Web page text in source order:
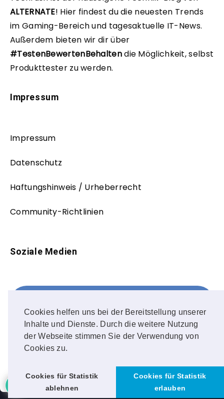
Cookies helfen uns bei der Bereitstellung unserer
Inhalte und Dienste. Durch die weitere Nutzung
der Webseite stimmen Sie der Verwendung von
Cookies zu.
Cookies für Statistik
ablehnen
Cookies für Statistik
erlauben
ALTERNATE! Hier findest du die neuesten Trends
im Gaming-Bereich und tagesaktuelle IT-News.
Außerdem bieten wir dir über
#TestenBewertenBehaltendie Möglichkeit, selbst
Produkttester zu werden.
Impressum
Impressum
Datenschutz
Haftungshinweis / Urheberrecht
Community-Richtlinien
Soziale Medien
FOLLOW ME!
Instagram
OUR PHOTOS!